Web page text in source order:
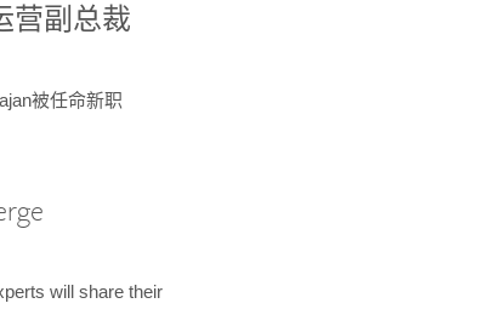
营副总裁
被任命新职
will share their